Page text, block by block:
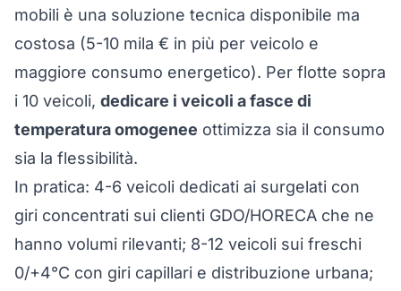
mobili è una soluzione tecnica disponibile ma
costosa (5-10 mila € in più per veicolo e
maggiore consumo energetico). Per flotte sopra
i 10 veicoli, dedicare i veicoli a fasce di
temperatura omogenee ottimizza sia il consumo
sia la flessibilità.
In pratica: 4-6 veicoli dedicati ai surgelati con
giri concentrati sui clienti GDO/HORECA che ne
hanno volumi rilevanti; 8-12 veicoli sui freschi
0/+4°C con giri capillari e distribuzione urbana;